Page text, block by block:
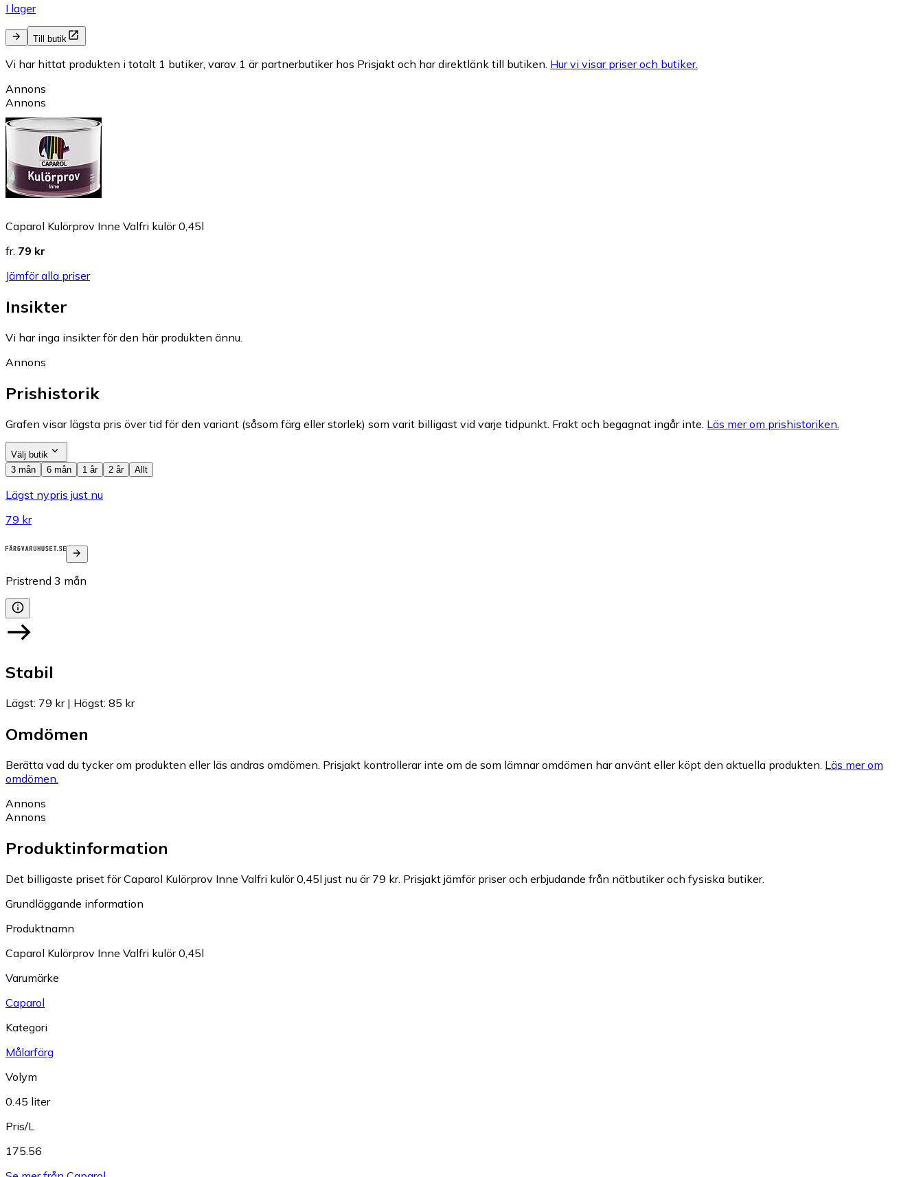
I lager
Till butik
Vi har hittat produkten i totalt 1 butiker, varav 1 är partnerbutiker hos Prisjakt och har direktlänk till butiken. Hur vi visar priser och butiker.
Annons
Annons
Caparol Kulörprov Inne Valfri kulör 0,45l
fr. 79 kr
Jämför alla priser
Insikter
Vi har inga insikter för den här produkten ännu.
Annons
Prishistorik
Grafen visar lägsta pris över tid för den variant (såsom färg eller storlek) som varit billigast vid varje tidpunkt. Frakt och begagnat ingår inte. Läs mer om prishistoriken.
Välj butik
3 mån
6 mån 1 år 2 år Allt
Lägst nypris just nu
79 kr
Pristrend 3 mån
Stabil
Lägst: 79 kr| Högst: 85 kr
Omdömen
Berätta vad du tycker om produkten eller läs andras omdömen. Prisjakt kontrollerar inte om de som lämnar omdömen har använt eller köpt den aktuella produkten. Läs mer om
omdömen.
Annons
Annons
Produktinformation
Det billigaste priset för Caparol Kulörprov Inne Valfri kulör 0,45l just nu är 79 kr. Prisjakt jämför priser och erbjudande från nätbutiker och fysiska butiker.
Grundläggande information
Produktnamn
Caparol Kulörprov Inne Valfri kulör 0,45l
Varumärke
Caparol
Kategori
Målarfärg
Volym
0.45 liter
Pris/L
175.56